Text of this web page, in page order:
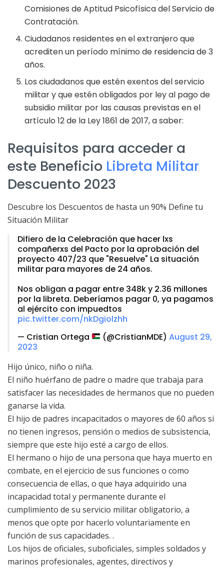
Comisiones de Aptitud Psicofísica del Servicio de
Contratación.
Ciudadanos residentes en el extranjero que
acrediten un período mínimo de residencia de 3
años.
Los ciudadanos que estén exentos del servicio
militar y que estén obligados por ley al pago de
subsidio militar por las causas previstas en el
artículo 12 de la Ley 1861 de 2017, a saber:
Requisitos para acceder a
este Beneficio Libreta Militar
Descuento 2023
Descubre los Descuentos de hasta un 90% Define tu
Situación Militar
Difiero de la Celebración que hacer lxs
compañerxs del Pacto por la aprobación del
proyecto 407/23 que "Resuelve" La situación
militar para mayores de 24 años.
Nos obligan a pagar entre 348k y 2.36 millones
por la libreta. Deberíamos pagar 0, ya pagamos
al ejército con impuedtos
pic.twitter.com/nkDgiolzhh
— Cristian Ortega
(@CristianMDE)August 29,
2023
Hijo único, niño o niña.
El niño huérfano de padre o madre que trabaja para
satisfacer las necesidades de hermanos que no pueden
ganarse la vida.
El hijo de padres incapacitados o mayores de 60 años si
no tienen ingresos, pensión o medios de subsistencia,
siempre que este hijo esté a cargo de ellos.
El hermano o hijo de una persona que haya muerto en
combate, en el ejercicio de sus funciones o como
consecuencia de ellas, o que haya adquirido una
incapacidad total y permanente durante el
cumplimiento de su servicio militar obligatorio, a
menos que opte por hacerlo voluntariamente en
función de sus capacidades. .
Los hijos de oficiales, suboficiales, simples soldados y
marinos profesionales, agentes, directivos y